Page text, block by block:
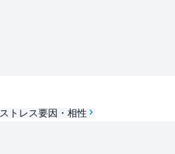
ストレス要因・相性